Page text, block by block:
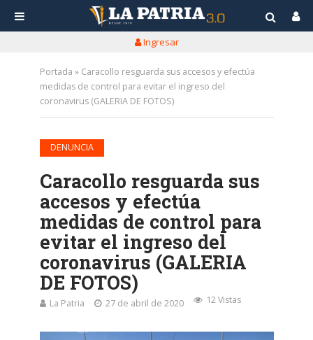
Ingresar
Portada » Caracollo resguarda sus accesos y efectúa
medidas de control para evitar el ingreso del
coronavirus (GALERIA DE FOTOS)
DENUNCIA
Caracollo resguarda sus
accesos y efectúa
medidas de control para
evitar el ingreso del
coronavirus (GALERIA
DE FOTOS)
La Patria 27 de abril de 2020 12 Vistas